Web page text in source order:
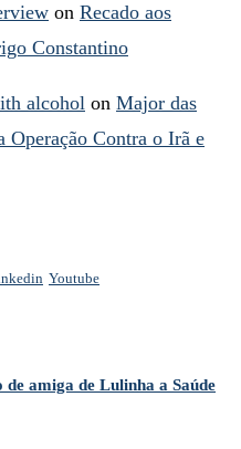
on Recado aos
Constantino
alcohol on Major das
Operação Contra o Irã e
Youtube
amiga de Lulinha a Saúde